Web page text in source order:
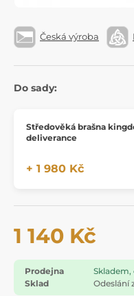
Česká výroba
Do sady:
Středověká brašna
deliverance
+ 1 980 Kč
1 140 Kč
Prodejna
Skladem,
Sklad
Odeslání